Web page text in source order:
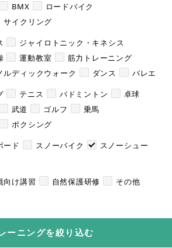
BMX
ロードバイク
サイクリング
ジャイロトニック・キネシス
運動教室
筋力トレーニング
ルディックウォーク ダンス
バレエ
テニス バドミントン
卓球
武道 ゴルフ
乗馬
ボクシング
ード スノーバイク
スノーシュー
向け講習 自然保護研修
その他
ーニングを絞り込む